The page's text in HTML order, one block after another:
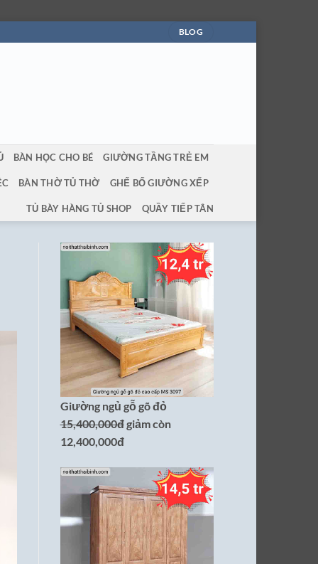
BLOG
BÀN HỌC CHO BÉ GIƯỜNG TẦNG TRẺ EM
BÀN THỜ TỦ THỜ GHẾ BỐ GIƯỜNG XẾP
TỦ BÀY HÀNG TỦ SHOP QUẦY TIẾP TÂN
Giường ngủ gỗ gõ đỏ
15,400,000đgiảm còn
12,400,000đ